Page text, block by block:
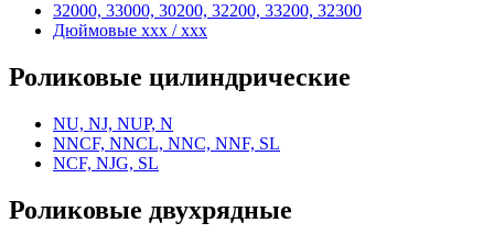
32000, 33000, 30200, 32200, 33200, 32300
Дюймовые xxx / xxx
Роликовые цилиндрические
NU, NJ, NUP, N
NNCF, NNCL, NNC, NNF, SL
NCF, NJG, SL
Роликовые двухрядные